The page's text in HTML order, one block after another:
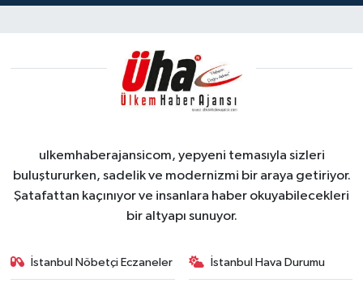
ulkemhaberajansicom, yepyeni temasıyla sizleri
buluştururken, sadelik ve modernizmi bir araya getiriyor.
Şatafattan kaçınıyor ve insanlara haber okuyabilecekleri
bir altyapı sunuyor.
İstanbul Nöbetçi Eczaneler İstanbul Hava Durumu